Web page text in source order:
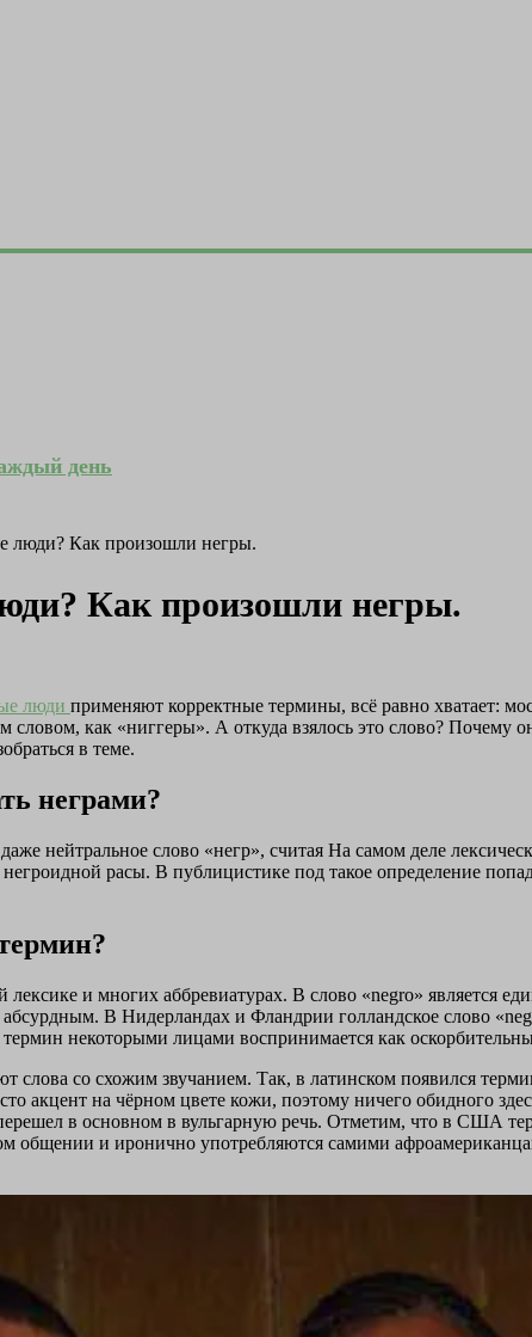
день
люди? Как произошли негры.
Как произошли негры.
люди применяют корректные термины, всё равно хватает:
как «ниггеры». А откуда взялось это слово? Почему
в теме.
неграми?
нейтральное слово «негр», считая На самом деле
расы. В публицистике под такое определение
и многих аббревиатурах. В слово «negro» является
абсурдным. В Нидерландах и Фландрии голландское слово
некоторыми лицами воспринимается как
слова со схожим звучанием. Так, в латинском появился
акцент на чёрном цвете кожи, поэтому ничего обидного
в основном в вульгарную речь. Отметим, что в США
общении и иронично употребляются самими